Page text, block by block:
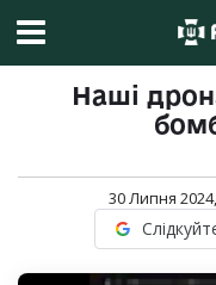
Наші
30 Липня